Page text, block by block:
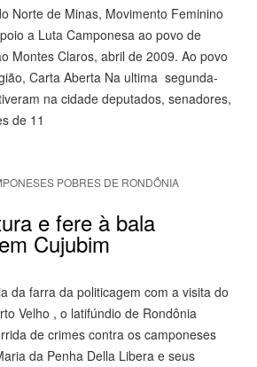
Norte de Minas, Movimento Feminino
a Luta Camponesa ao povo de
Montes Claros, abril de 2009. Ao povo
Carta Aberta Na ultima segunda-
na cidade deputados, senadores,
de 11
POBRES DE RONDÔNIA
e fere à bala
Cujubim
da farra da politicagem com a visita do
Velho , o latifúndio de Rondônia
de crimes contra os camponeses
da Penha Della Libera e seus